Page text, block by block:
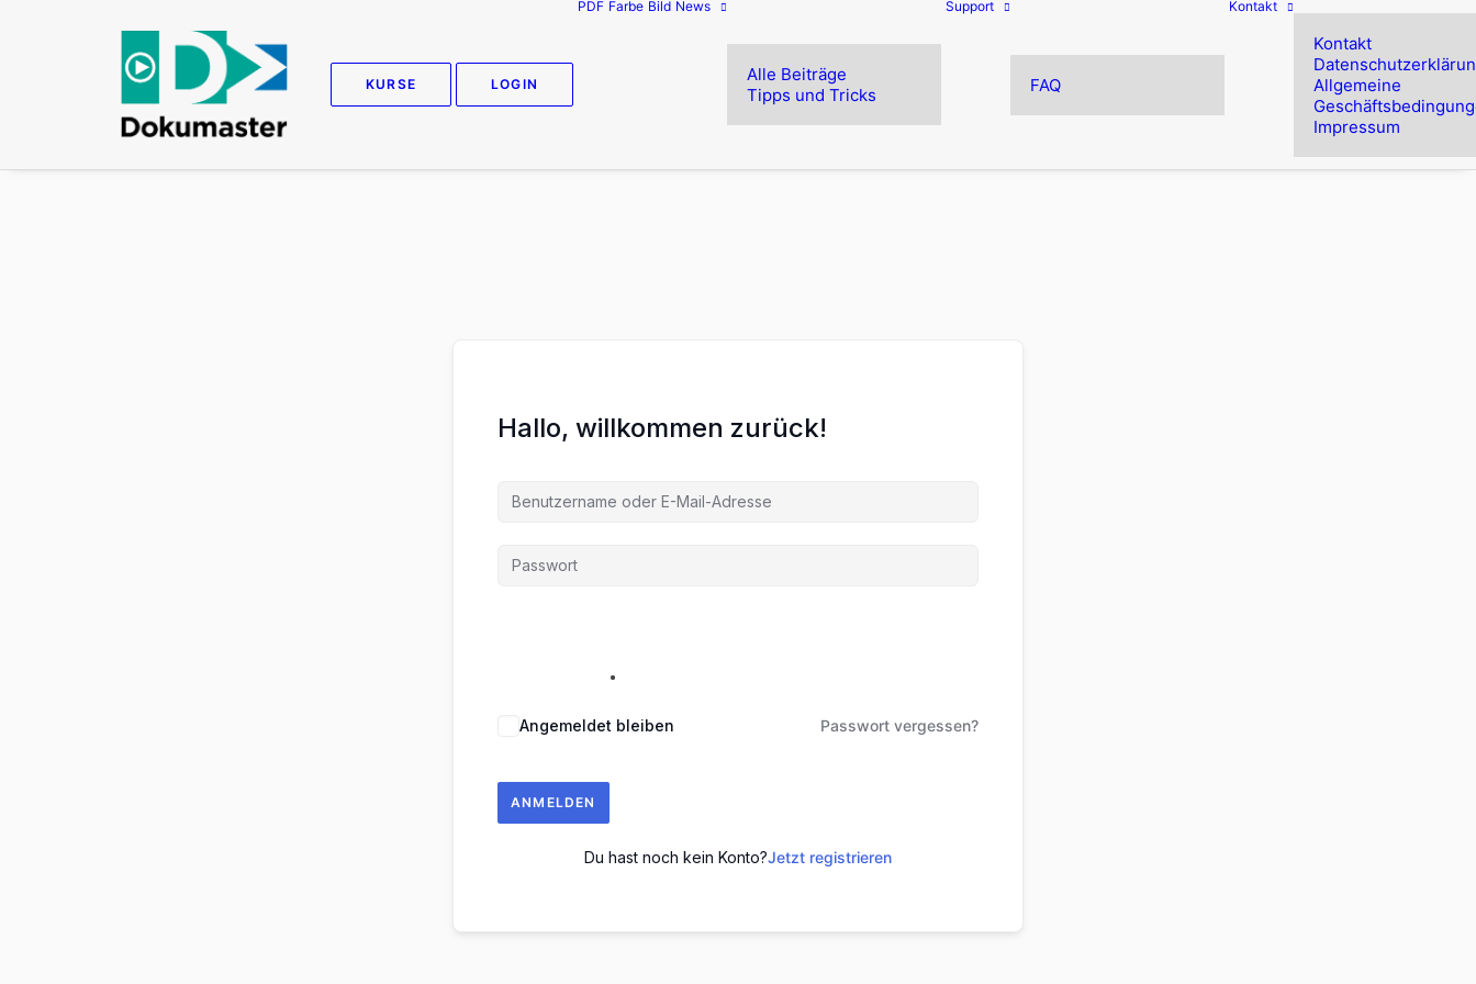
KURSE LOGIN
PDF Farbe Bild News
Alle Beiträge
Tipps und Tricks
Support
FAQ
Kontakt
Kontakt
Allgemeine
Impressum
Hallo, willkommen zurück!
Angemeldet bleiben Passwort vergessen?
ANMELDEN
Du hast noch kein Konto?Jetzt registrieren